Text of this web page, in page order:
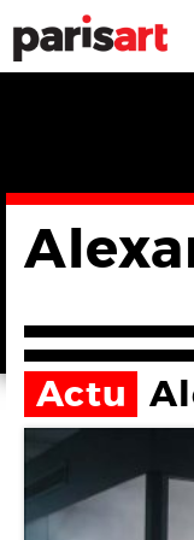
Actu